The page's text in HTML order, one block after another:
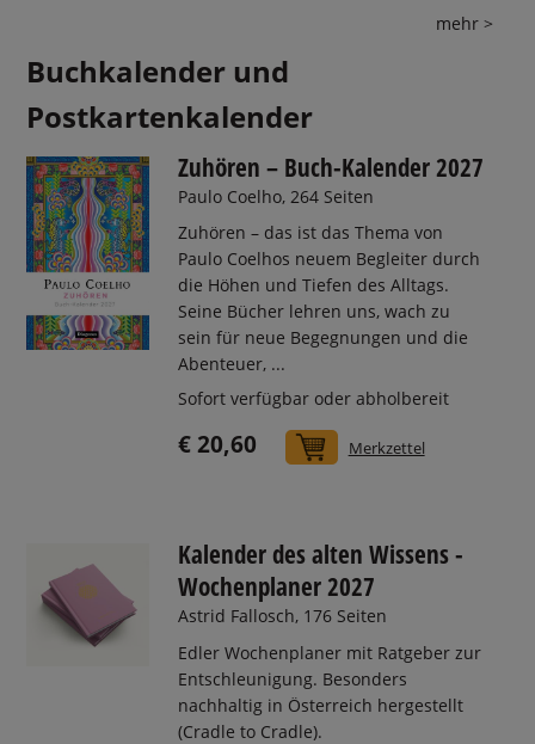
mehr >
Buchkalender und
Postkartenkalender
Zuhören – Buch-Kalender 2027
Paulo Coelho, 264 Seiten
Zuhören – das ist das Thema von
Paulo Coelhos neuem Begleiter durch
die Höhen und Tiefen des Alltags.
Seine Bücher lehren uns, wach zu
sein für neue Begegnungen und die
Abenteuer, ...
Sofort verfügbar oder abholbereit
€ 20,60 In den Warenkorb
Merkzettel
Kalender des alten Wissens -
Wochenplaner 2027
Astrid Fallosch, 176 Seiten
Edler Wochenplaner mit Ratgeber zur
Entschleunigung. Besonders
nachhaltig in Österreich hergestellt
(Cradle to Cradle).